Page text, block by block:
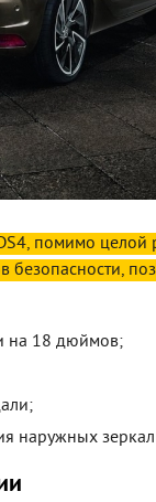
помимо
на 18 дюймов;
наружных